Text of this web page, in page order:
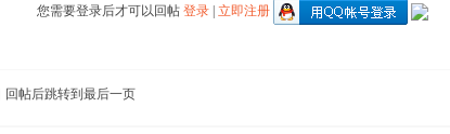
您需要登录后才可以回帖 登录| 立即注册
回帖后跳转到最后一页